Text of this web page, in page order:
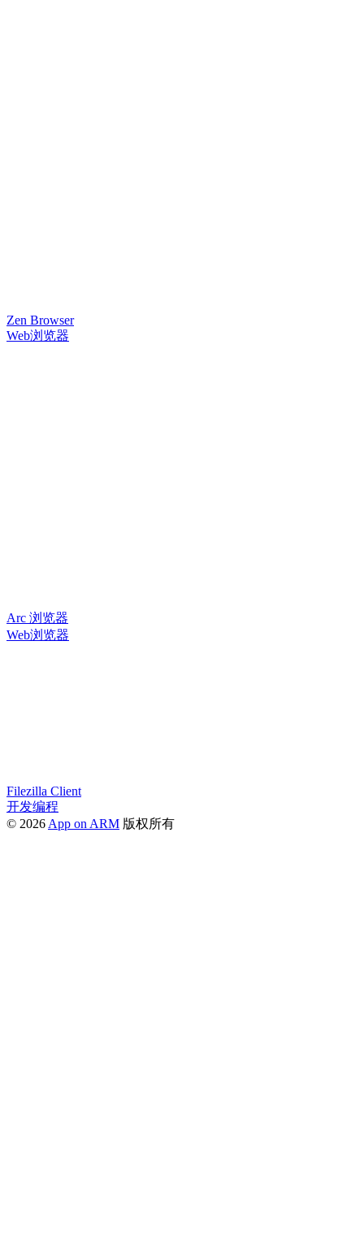
Zen Browser
Web浏览器
Arc 浏览器
Web浏览器
Filezilla Client
开发编程
© 2026 App on ARM 版权所有